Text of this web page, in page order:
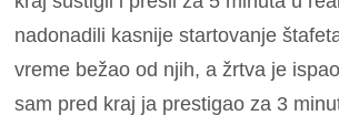
nadonadili kasnije startovanje
vreme bežao od njih, a žrtva je
sam pred kraj ja prestigao za 3